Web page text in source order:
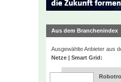
Aus dem Branchenindex
Ausgewählte Anbieter aus
Netze | Smart Grid: